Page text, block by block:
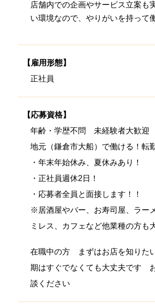
店舗内での企画やサービス立案も
い環境なので、やりがいを持って
【雇用形態】
正社員
【応募資格】
年齢・学歴不問 未経験者大歓迎
地元（鎌倉市大船）で働ける！転
・年末年始休み、夏休みあり！
・正社員週休2日！
・応募者全員と面接します！！
※居酒屋やバー、お寿司屋、ラー
ミレス、カフェなど他業種の方も
在職中の方 まずはお店を知りた
期はすぐでなくても大丈夫です
談ください